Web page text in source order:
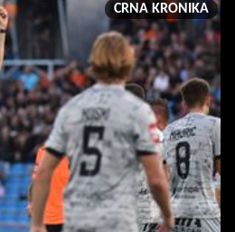
CRNA KRONIKA